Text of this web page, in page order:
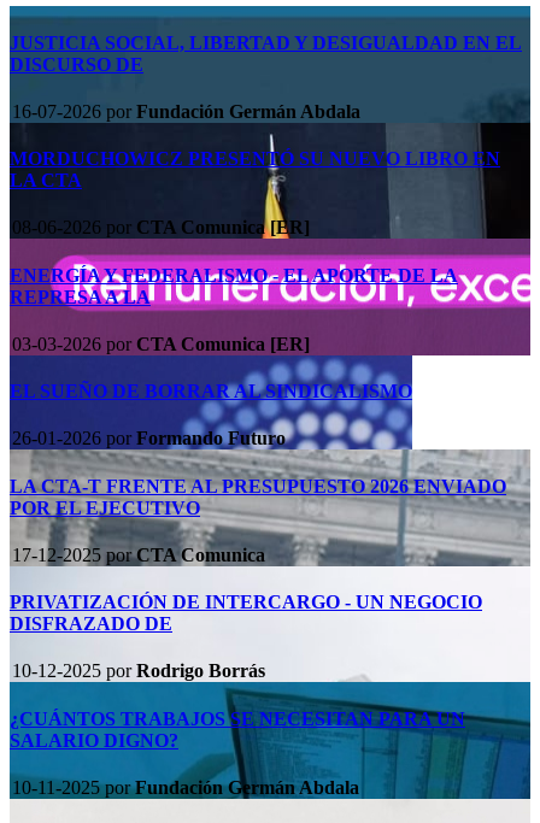
JUSTICIA SOCIAL, LIBERTAD Y DESIGUALDAD EN EL
DISCURSO DE
16-07-2026porFundación Germán Abdala
MORDUCHOWICZ PRESENTÓ SU NUEVO LIBRO EN
LA CTA
08-06-2026 por CTA Comunica [ER]
ENERGÍA Y FEDERALISMO - EL APORTE DE LA
REPRESA A LA
03-03-2026por CTA Comunica [ER]
EL SUEÑO DE BORRAR AL SINDICALISMO
26-01-2026porFormando Futuro
LA CTA-T FRENTE AL PRESUPUESTO 2026 ENVIADO
POR EL EJECUTIVO
17-12-2025porCTA Comunica
PRIVATIZACIÓN DE INTERCARGO - UN NEGOCIO
DISFRAZADO DE
10-12-2025porRodrigo Borrás
¿CUÁNTOS TRABAJOS SE NECESITAN PARA UN
SALARIO DIGNO?
10-11-2025porFundación Germán Abdala